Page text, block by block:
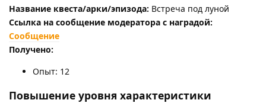
Название квеста/арки/эпизода: Встреча под луной
Ссылка на сообщение модератора с наградой:
Сообщение
Получено:
Опыт: 12
Повышение уровня характеристики